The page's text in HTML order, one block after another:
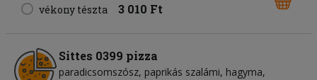
vékony tészta 3 010 Ft
Sittes 0399 pizza
paradicsomszósz paprikás szalámi hagyma